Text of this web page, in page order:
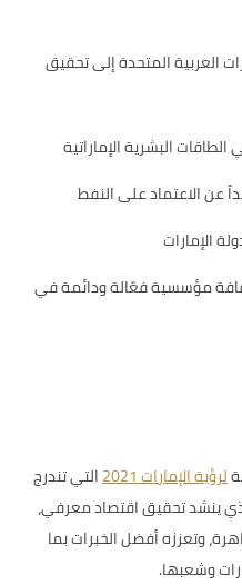
العربية المتحدة إلى تحقيق
البشرية الإماراتية
عن الاعتماد على النفط
الإمارات
مؤسسية فعّالة ودائمة في
لرؤية الإمارات 2021
التي تندرج
ينشد تحقيق اقتصاد معرفي،
وتعززه أفضل الخبرات بما
وشعبها.